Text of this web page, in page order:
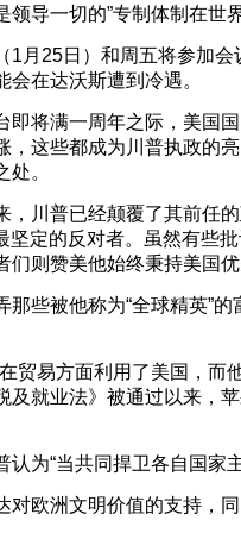
领导一切的”专制体制在世
1月25日）和周五将参加
会在达沃斯遭到冷遇。
即将满一周年之际，美国
，这些都成为川普执政的
。
，川普已经颠覆了其前任
坚定的反对者。虽然有些
们则赞美他始终秉持美国优
那些被他称为“全球精英”
贸易方面利用了美国，而
及就业法》被通过以来，
认为“当共同捍卫各自国家
对欧洲文明价值的支持，